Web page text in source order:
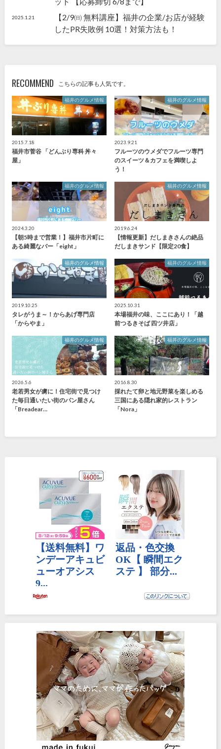
2025.1.21
【2/9㈰ 無料講座】福井の企業/お店が経験
したPR失敗例 10選！対策方法も！
RECOMMEND こちらの記事も人気です。
福井のグルメ情報
2015.7.18
福井市菅谷 「どんぶり専科 丼々
屋」
福井のグルメ情報
2023.9.21
フルーツのウメダでフルーツ専門
のスイーツ＆カフェを満喫しよ
う！
福井のグルメ情報
2024.3.20
【朝5時まで営業！】福井市片町に
ある綺麗なバー「eight」
福井のグルメ情報
2019.6.24
【情報更新】だしまきさんの絶品
だしまきサンド【限定20食】
福井のグルメ情報
2019.10.25
タレがうま～！からあげ専門店
「からやま」
福井のグルメ情報
2025.10.31
本場福井の味、ここにあり！「越
前つるきそば 四ツ井店」
福井のグルメ情報
2026.5.6
老若男女が虜に！住宅街で見つけ
た毎日通いたい街のパン屋さん
「Breadear…
福井のグルメ情報
2016.8.30
採れたて卵と地元野菜を楽しめる
三国にある隠れ家的レストラン
「Nora」